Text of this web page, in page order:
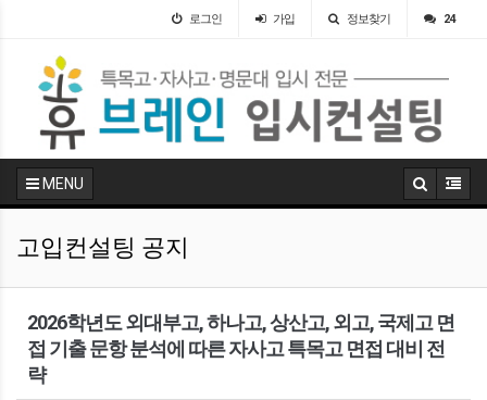
로그인 가입 정보찾기 24
MENU
고입컨설팅 공지
2026학년도 외대부고, 하나고, 상산고, 외고, 국제고 면
접 기출 문항 분석에 따른 자사고 특목고 면접 대비 전
략